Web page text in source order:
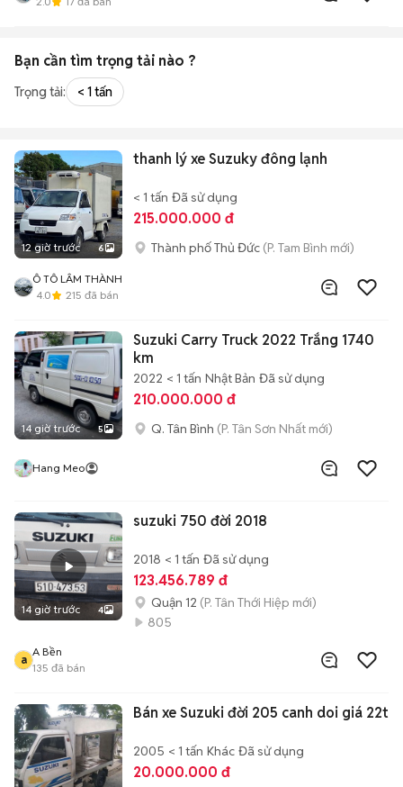
Bạn cần tìm trọng tải nào ?
Trọng tải: < 1 tấn
12 giờ trước 6
thanh lý xe Suzuky đông lạnh
< 1 tấn Đã sử dụng
215.000.000 đ
Thành phố Thủ Đức (P. Tam Bình mới)
Ô TÔ LÂM THÀNH
4.0
215 đã bán
14 giờ trước 5
Suzuki Carry Truck 2022 Trắng 1740
km
2022 < 1 tấn Nhật Bản Đã sử dụng
210.000.000 đ
Q. Tân Bình (P. Tân Sơn Nhất mới)
Hang Meo
14 giờ trước 4
suzuki 750 đời 2018
2018 < 1 tấn Đã sử dụng
123.456.789 đ
Quận 12 (P. Tân Thới Hiệp mới)
805
a
A Bền
135 đã bán
Bán xe Suzuki đời 205 canh doi giá 22t
2005 < 1 tấn Khác Đã sử dụng
20.000.000 đ